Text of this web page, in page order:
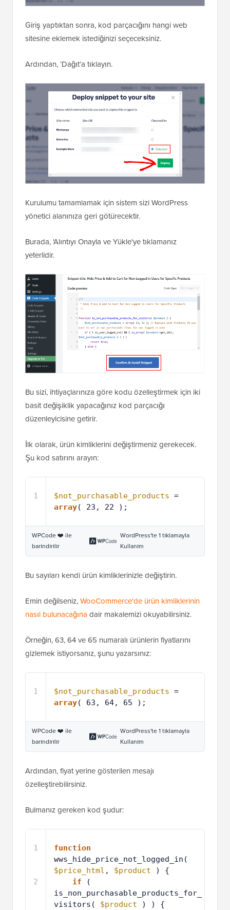
Giriş yaptıktan sonra, kod parçacığını hangi web
sitesine eklemek istediğinizi seçeceksiniz.
Ardından, ‘Dağıt’a tıklayın.
Kurulumu tamamlamak için sistem sizi WordPress
yönetici alanınıza geri götürecektir.
Burada, 'Alıntıyı Onayla ve Yükle'ye tıklamanız
yeterlidir.
Bu sizi, ihtiyaçlarınıza göre kodu özelleştirmek için iki
basit değişiklik yapacağınız kod parçacığı
düzenleyicisine getirir.
İlk olarak, ürün kimliklerini değiştirmeniz gerekecek.
Şu kod satırını arayın:
1 $not_purchasable_products
array( 23, 22 );
WPCode ❤️ ile
barındırılır
WordPress'te 1 tıklamayla
Kullanım
Bu sayıları kendi ürün kimliklerinizle değiştirin.
Emin değilseniz,WooCommerce'de ürün kimliklerinin
nasıl bulunacağına dair makalemizi okuyabilirsiniz.
Örneğin, 63, 64 ve 65 numaralı ürünlerin fiyatlarını
gizlemek istiyorsanız, şunu yazarsınız:
1 $not_purchasable_products
array( 63, 64, 65 );
WPCode ❤️ ile
barındırılır
WordPress'te 1 tıklamayla
Kullanım
Ardından, fiyat yerine gösterilen mesajı
özelleştirebilirsiniz.
Bulmanız gereken kod şudur:
1
2
function
$price_html , $product
) {
if
(
is_non_purchasable_products_for_
visitors( $product ) ) {